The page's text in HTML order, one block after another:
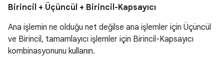
Birincil + Üçüncül + Birincil-Kapsayıcı
Ana işlemin ne olduğu net değilse ana işlemler için Üçüncül
ve Birincil, tamamlayıcı işlemler için Birincil-Kapsayıcı
kombinasyonunu kullanın.